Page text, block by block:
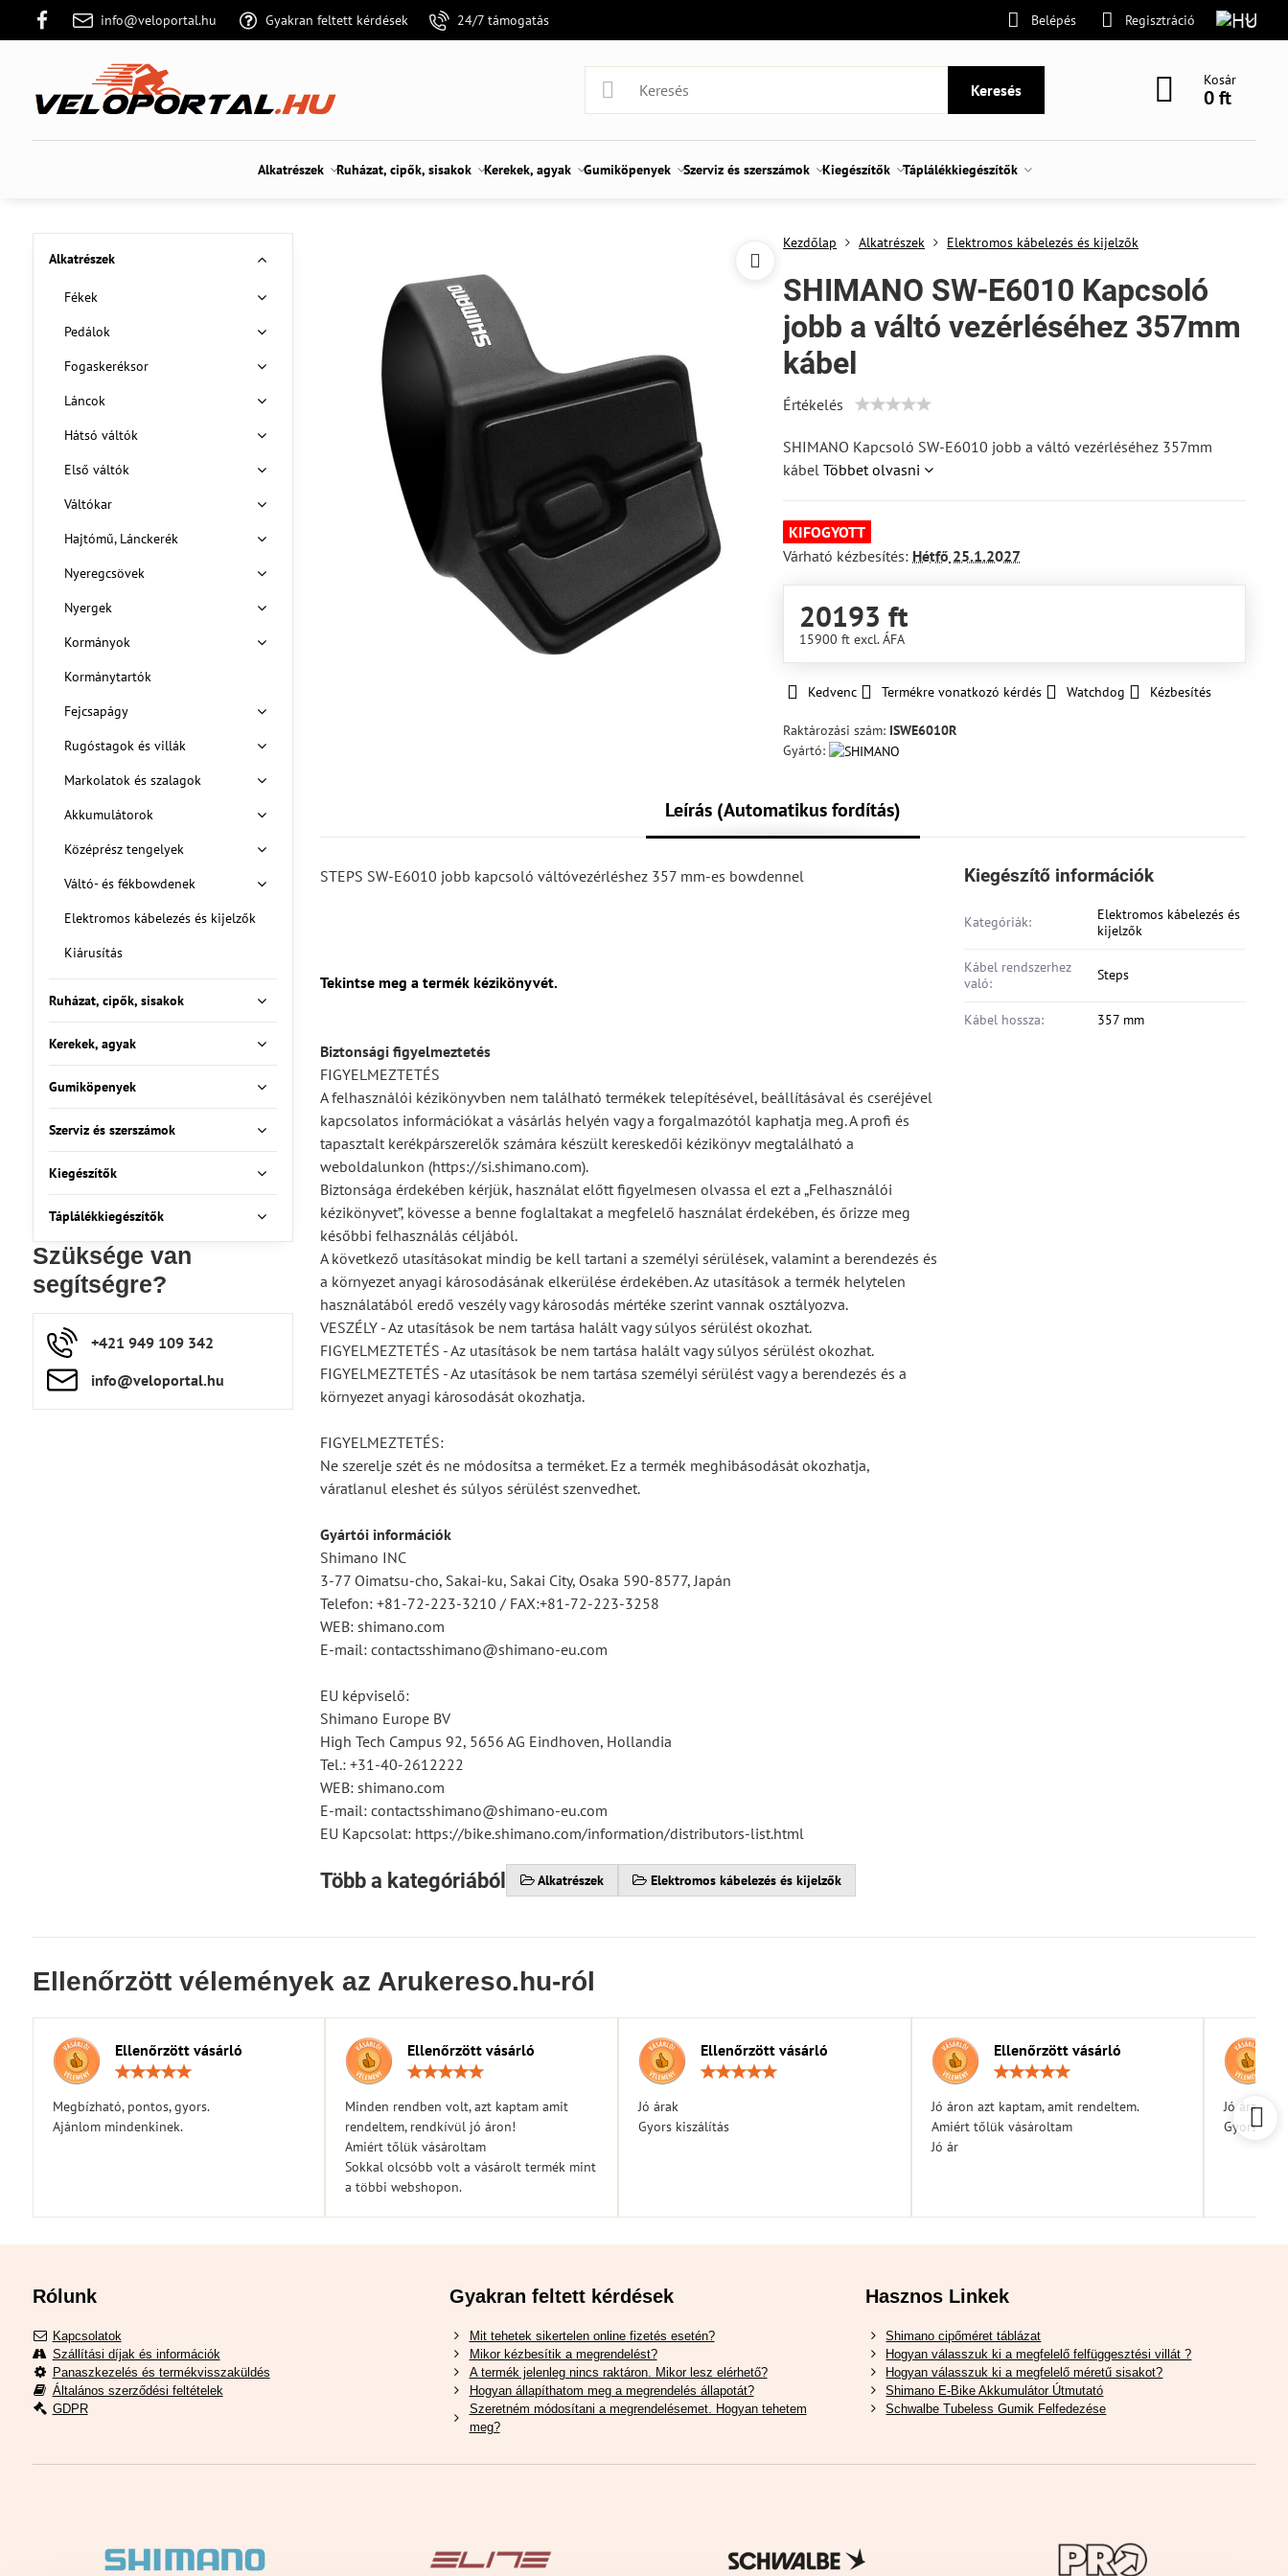
info@veloportal.hu Gyakran feltett kérdések 24/7 támogatás Belépés Regisztráció
Keresés
Kosár
0 ft
Alkatrészek Ruházat, cipők, sisakok Kerekek, agyak Gumiköpenyek Szerviz és szerszámok Kiegészítők Táplálékkiegészítők
Kezdőlap Alkatrészek Elektromos kábelezés és kijelzők
SHIMANO SW-E6010 Kapcsoló
jobb a váltó vezérléséhez 357mm
kábel
Értékelés
SHIMANO Kapcsoló SW-E6010 jobb a váltó vezérléséhez 357mm
kábelTöbbet olvasni
KIFOGYOTT
Várható kézbesítés: Hétfő 25.1.2027
20193 ft
15900 ftexcl. ÁFA
Kedvenc Termékre vonatkozó kérdés Watchdog Kézbesítés
Raktározási szám: ISWE6010R
Gyártó:
Leírás (Automatikus fordítás)
STEPS SW-E6010 jobb kapcsoló váltóvezérléshez 357 mm-es bowdennel
Tekintse meg a termék kézikönyvét.
Biztonsági figyelmeztetés
FIGYELMEZTETÉS
A felhasználói kézikönyvben nem található termékek telepítésével, beállításával és cseréjével
kapcsolatos információkat a vásárlás helyén vagy a forgalmazótól kaphatja meg. A profi és
tapasztalt kerékpárszerelők számára készült kereskedői kézikönyv megtalálható a
weboldalunkon (https://si.shimano.com).
Biztonsága érdekében kérjük, használat előtt figyelmesen olvassa el ezt a „Felhasználói
kézikönyvet”, kövesse a benne foglaltakat a megfelelő használat érdekében, és őrizze meg
későbbi felhasználás céljából.
A következő utasításokat mindig be kell tartani a személyi sérülések, valamint a berendezés és
a környezet anyagi károsodásának elkerülése érdekében. Az utasítások a termék helytelen
használatából eredő veszély vagy károsodás mértéke szerint vannak osztályozva.
VESZÉLY - Az utasítások be nem tartása halált vagy súlyos sérülést okozhat.
FIGYELMEZTETÉS - Az utasítások be nem tartása halált vagy súlyos sérülést okozhat.
FIGYELMEZTETÉS - Az utasítások be nem tartása személyi sérülést vagy a berendezés és a
környezet anyagi károsodását okozhatja.
FIGYELMEZTETÉS:
Ne szerelje szét és ne módosítsa a terméket. Ez a termék meghibásodását okozhatja,
váratlanul eleshet és súlyos sérülést szenvedhet.
Gyártói információk
Shimano INC
3-77 Oimatsu-cho, Sakai-ku, Sakai City, Osaka 590-8577, Japán
Telefon: +81-72-223-3210 / FAX:+81-72-223-3258
WEB: shimano.com
E-mail: contactsshimano@shimano-eu.com
EU képviselő:
Shimano Europe BV
High Tech Campus 92, 5656 AG Eindhoven, Hollandia
Tel.: +31-40-2612222
WEB: shimano.com
E-mail: contactsshimano@shimano-eu.com
EU Kapcsolat: https://bike.shimano.com/information/distributors-list.html
Több a kategóriából Alkatrészek Elektromos kábelezés és kijelzők
Kiegészítő információk
Kategóriák:
Elektromos kábelezés és
kijelzők
Kábel rendszerhez
való:
Steps
Kábel hossza: 357 mm
Alkatrészek
Fékek
Pedálok
Fogaskeréksor
Láncok
Hátsó váltók
Első váltók
Váltókar
Hajtómű, Lánckerék
Nyeregcsövek
Nyergek
Kormányok
Kormánytartók
Fejcsapágy
Rugóstagok és villák
Markolatok és szalagok
Akkumulátorok
Középrész tengelyek
Váltó- és fékbowdenek
Elektromos kábelezés és kijelzők
Kiárusítás
Ruházat, cipők, sisakok
Kerekek, agyak
Gumiköpenyek
Szerviz és szerszámok
Kiegészítők
Táplálékkiegészítők
Szüksége van
segítségre?
+421 949 109 342
info​​@veloportal​.hu
Ellenőrzött vélemények az Arukereso.hu-ról
Ellenőrzött vásárló
Megbízható, pontos, gyors.
Ajánlom mindenkinek.
Ellenőrzött vásárló
/
5
Minden rendben volt, azt kaptam amit
rendeltem, rendkívül jó áron!
Amiért tőlük vásároltam
Sokkal olcsóbb volt a vásárolt termék mint
a többi webshopon.
Ellenőrzött vásárló
Jó árak
Gyors kiszálítás
Ellenőrzött vásárló
/
5
Jó áron azt kaptam, amit rendeltem.
Amiért tőlük vásároltam
Jó ár
Jó árak
Gyors
Rólunk
Kapcsolatok
Szállítási díjak és információk
Panaszkezelés és termékvisszaküldés
Általános szerződési feltételek
GDPR
Gyakran feltett kérdések
Mit tehetek sikertelen online fizetés esetén?
Mikor kézbesítik a megrendelést?
A termék jelenleg nincs raktáron. Mikor lesz elérhető?
Hogyan állapíthatom meg a megrendelés állapotát?
Szeretném módosítani a megrendelésemet. Hogyan tehetem
meg?
Hasznos Linkek
Shimano cipőméret táblázat
Hogyan válasszuk ki a megfelelő felfüggesztési villát ?
Hogyan válasszuk ki a megfelelő méretű sisakot?
Shimano E-Bike Akkumulátor Útmutató
Schwalbe Tubeless Gumik Felfedezése